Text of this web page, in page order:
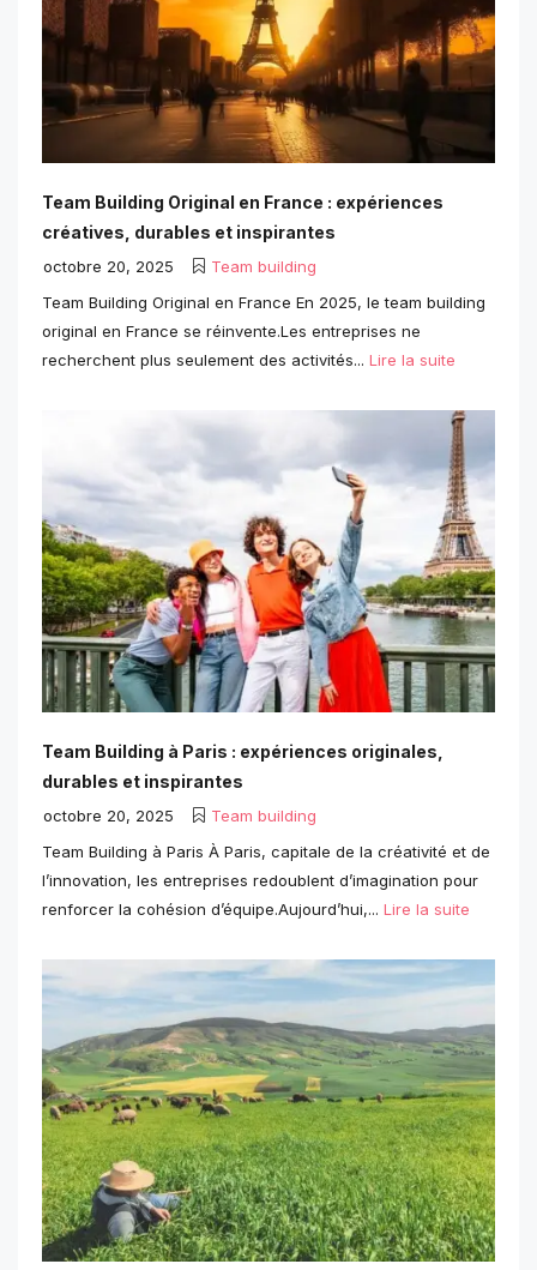
Team Building Original en France : expériences
créatives, durables et inspirantes
octobre 20, 2025
Team building
Team Building Original en France En 2025, le team building
original en France se réinvente.Les entreprises ne
recherchent plus seulement des activités... Lire la suite
Team Building à Paris : expériences originales,
durables et inspirantes
octobre 20, 2025
Team building
Team Building à Paris À Paris, capitale de la créativité et de
l’innovation, les entreprises redoublent d’imagination pour
renforcer la cohésion d’équipe.Aujourd’hui,... Lire la suite